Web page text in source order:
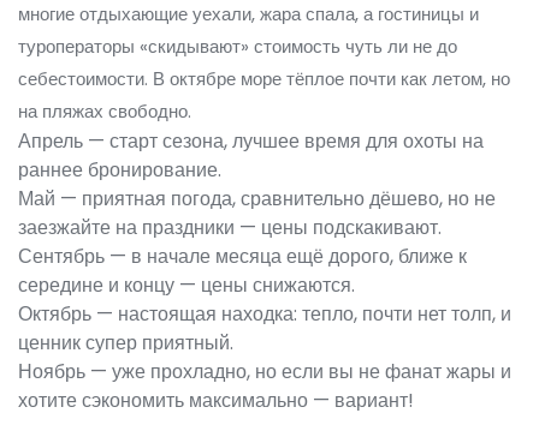
многие отдыхающие уехали, жара спала, а гостиницы и
туроператоры «скидывают» стоимость чуть ли не до
себестоимости. В октябре море тёплое почти как летом, но
на пляжах свободно.
Апрель — старт сезона, лучшее время для охоты на
раннее бронирование.
Май — приятная погода, сравнительно дёшево, но не
заезжайте на праздники — цены подскакивают.
Сентябрь — в начале месяца ещё дорого, ближе к
середине и концу — цены снижаются.
Октябрь — настоящая находка: тепло, почти нет толп, и
ценник супер приятный.
Ноябрь — уже прохладно, но если вы не фанат жары и
хотите сэкономить максимально — вариант!